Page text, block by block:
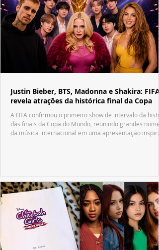
Justin Bieber, BTS, Madonna e Shakira: FIFA
revela atrações da histórica final da Copa
A FIFA confirmou o primeiro show de intervalo da
das finais da Copa do Mundo, reunindo grandes nomes
da música internacional em uma apresentação